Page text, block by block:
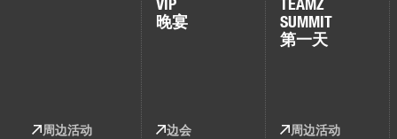
周边活动
晚宴
边会
SUMMIT
第一天
周边活动